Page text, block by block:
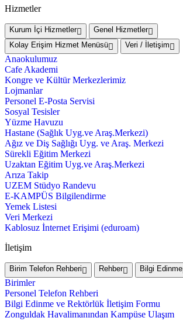
Hizmetler
Kurum İçi Hizmetler
Genel Hizmetler
Kolay Erişim Hizmet Menüsü
Veri / İletişim
Anaokulumuz
Cafe Akademi
Kongre ve Kültür Merkezlerimiz
Lojmanlar
Personel E-Posta Servisi
Sosyal Tesisler
Yüzme Havuzu
Hastane (Sağlık Uyg.ve Araş.Merkezi)
Ağız ve Diş Sağlığı Uyg. ve Araş. Merkezi
Sürekli Eğitim Merkezi
Uzaktan Eğitim Uyg.ve Araş.Merkezi
Arıza Takip
UZEM Stüdyo Randevu
E-KAMPÜS Bilgilendirme
Yemek Listesi
Veri Merkezi
Kablosuz İnternet Erişimi (eduroam)
İletişim
Birim Telefon Rehberi Rehber Bilgi Edinme
Birimler
Personel Telefon Rehberi
Bilgi Edinme ve Rektörlük İletişim Formu
Zonguldak Havalimanından Kampüse Ulaşım